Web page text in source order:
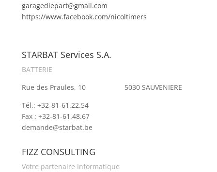
garagediepart@gmail.com
https://www.facebook.com/nicoltimers
STARBAT Services S.A.
BATTERIE
Rue des Praules, 10 5030 SAUVENIERE
Tél.: +32-81-61.22.54
Fax : +32-81-61.48.67
demande@starbat.be
FIZZ CONSULTING
Votre partenaire Informatique